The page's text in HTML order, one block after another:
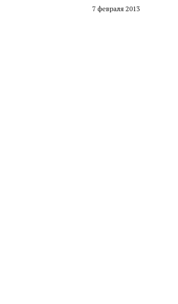
7 февраля 2013